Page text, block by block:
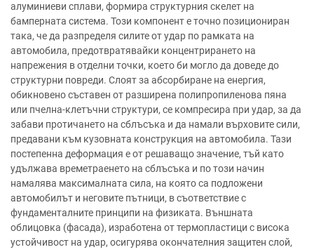
алуминиеви сплави, формира структурния скелет на
бамперната система. Този компонент е точно позициониран
така, че да разпределя силите от удар по рамката на
автомобила, предотвратявайки концентрирането на
напрежения в отделни точки, което би могло да доведе до
структурни повреди. Слоят за абсорбиране на енергия,
обикновено съставен от разширена полипропиленова пяна
или пчелна-клетъчни структури, се компресира при удар, за да
забави протичането на сблъсъка и да намали върховите сили,
предавани към кузовната конструкция на автомобила. Тази
постепенна деформация е от решаващо значение, тъй като
удължава времетраенето на сблъсъка и по този начин
намалява максималната сила, на която са подложени
автомобилът и неговите пътници, в съответствие с
фундаменталните принципи на физиката. Външната
облицовка (фасада), изработена от термопластици с висока
устойчивост на удар, осигурява окончателния защитен слой,